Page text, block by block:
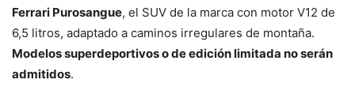
Ferrari Purosangue, el SUV de la marca con motor V12 de
6,5 litros, adaptado a caminos irregulares de montaña.
Modelos superdeportivos o de edición limitada no serán
admitidos.